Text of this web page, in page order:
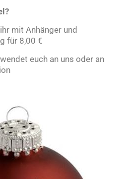
mit Anhänger und
für 8,00 €
euch an uns oder an